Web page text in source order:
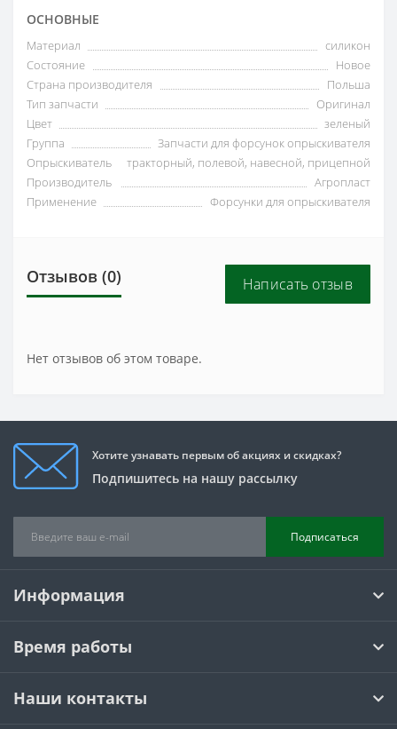
ОСНОВНЫЕ
Материал
силикон
Состояние
Новое
Страна производителя
Польша
Тип запчасти
Оригинал
Цвет
зеленый
Группа
Запчасти для форсунок опрыскивателя
Опрыскиватель
тракторный, полевой, навесной, прицепной
Производитель
Агропласт
Применение
Форсунки для опрыскивателя
Отзывов (0) Написать отзыв
Нет отзывов об этом товаре.
Хотите узнавать первым об акциях и скидках?
Подпишитесь на нашу рассылку
Подписаться
Информация
Время работы
Наши контакты